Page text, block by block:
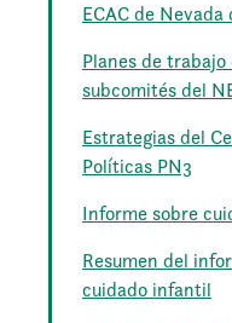
ECAC de
Planes de
subcomités del
Estrategias del
Políticas PN3
Informe sobre
Resumen del
cuidado infantil